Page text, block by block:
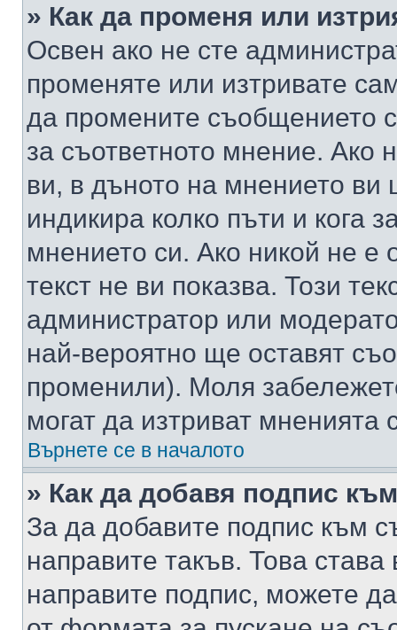
» Как да променя или
Освен ако не сте
променяте или изтривате
да промените съобщението
за съответното мнение. Ако
ви, в дъното на мнението ви
индикира колко пъти и кога
мнението си. Ако никой не е
текст не ви показва. Този
администратор или
най-вероятно ще оставят
променили). Моля
могат да изтриват мненията
Върнете се в началото
» Как да добавя подпис
За да добавите подпис към
направите такъв. Това
направите подпис, можете